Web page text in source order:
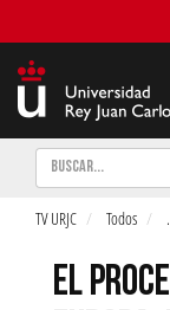
Buscar
TV URJC Todos
EL